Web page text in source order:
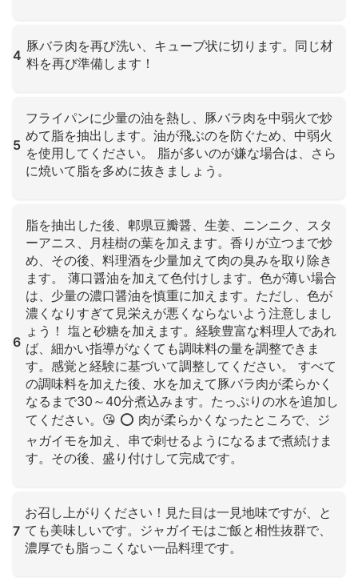
4
豚バラ肉を再び洗い、キューブ状に切ります。同じ材
料を再び準備します！
5
フライパンに少量の油を熱し、豚バラ肉を中弱火で炒
めて脂を抽出します。油が飛ぶのを防ぐため、中弱火
を使用してください。 脂が多いのが嫌な場合は、さら
に焼いて脂を多めに抜きましょう。
6
脂を抽出した後、郫県豆瓣醤、生姜、ニンニク、スタ
ーアニス、月桂樹の葉を加えます。香りが立つまで炒
め、その後、料理酒を少量加えて肉の臭みを取り除き
ます。 薄口醤油を加えて色付けします。色が薄い場合
は、少量の濃口醤油を慎重に加えます。ただし、色が
濃くなりすぎて見栄えが悪くならないよう注意しまし
ょう！ 塩と砂糖を加えます。経験豊富な料理人であれ
ば、細かい指導がなくても調味料の量を調整できま
す。感覚と経験に基づいて調整してください。 すべて
の調味料を加えた後、水を加えて豚バラ肉が柔らかく
なるまで30～40分煮込みます。たっぷりの水を追加し
てください。😘 ⭕ 肉が柔らかくなったところで、ジ
ャガイモを加え、串で刺せるようになるまで煮続けま
す。その後、盛り付けして完成です。
7
お召し上がりください！見た目は一見地味ですが、と
ても美味しいです。ジャガイモはご飯と相性抜群で、
濃厚でも脂っこくない一品料理です。